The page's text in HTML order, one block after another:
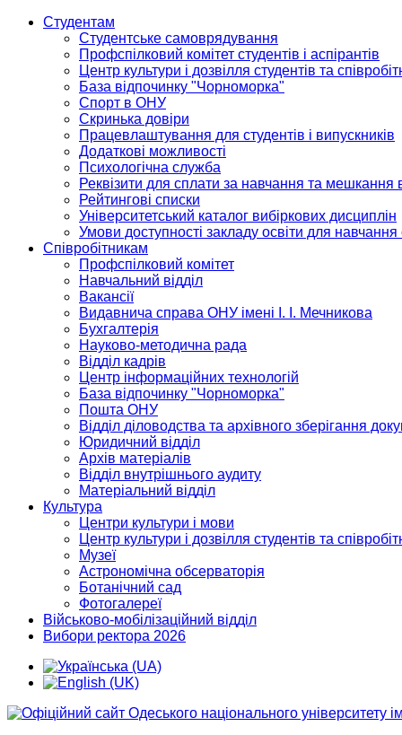
Студентам
Студентське самоврядування
Профспілковий комітет студентів і аспірантів
Центр культури і дозвілля студентів та
База відпочинку "Чорноморка"
Спорт в ОНУ
Скринька довіри
Працевлаштування для студентів і випускників
Додаткові можливості
Психологічна служба
Реквізити для сплати за навчання та мешкання
Рейтингові списки
Університетський каталог вибіркових дисциплін
Умови доступності закладу освіти для
Співробітникам
Профспілковий комітет
Навчальний відділ
Вакансії
Видавнича справа ОНУ імені І. І. Мечникова
Бухгалтерія
Науково-методична рада
Відділ кадрів
Центр інформаційних технологій
База відпочинку "Чорноморка"
Пошта ОНУ
Відділ діловодства та архівного зберігання
Юридичний відділ
Архів матеріалів
Відділ внутрішнього аудиту
Матеріальний відділ
Культура
Центри культури і мови
Центр культури і дозвілля студентів та
Музеї
Астрономічна обсерваторія
Ботанічний сад
Фотогалереї
Військово-мобілізаційний відділ
Вибори ректора 2026